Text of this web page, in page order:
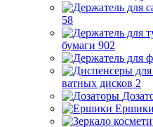
58
бумаги 902
ватных дисков 2
Ершики